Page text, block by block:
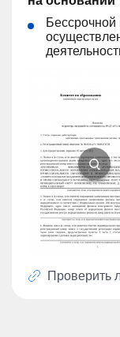
Бессрочной
Проверить